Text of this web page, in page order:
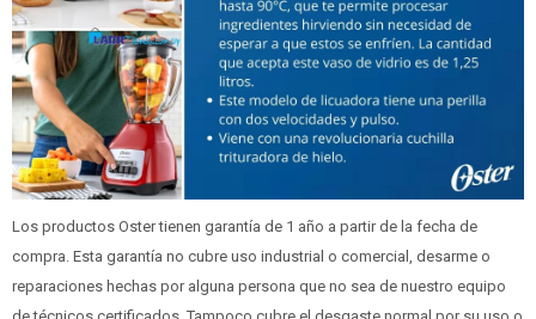
Los productos Oster tienen garantía de 1 año a partir de la fecha de
compra. Esta garantía no cubre uso industrial o comercial, desarme o
reparaciones hechas por alguna persona que no sea de nuestro equipo